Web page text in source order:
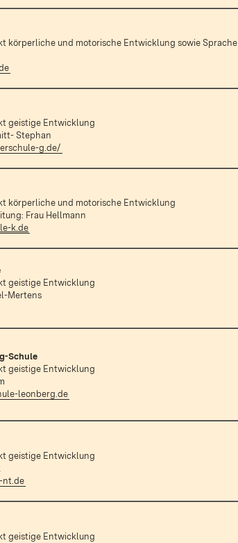
körperliche und motorische Entwicklung sowie Sprache
geistige Entwicklung
Stephan
g.de/
körperliche und motorische Entwicklung
Frau Hellmann
k.de
geistige Entwicklung
Mertens
Schule
geistige Entwicklung
leonberg.de
geistige Entwicklung
nt.de
geistige Entwicklung